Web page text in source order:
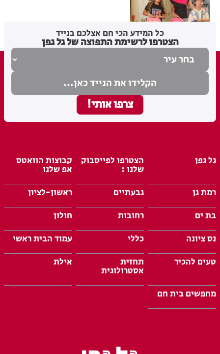
כל המידע הכי חם אצלכם בנייד
הצטרפו לרשימת התפוצה של גל גפן
גל גפן הצטרפו לפייסבוק
שלנו :
קבוצות הוואטס
אפ שלנו
רמת גן
גבעתיים
ראשון-לציון
בת ים
רחובות
חולון
נס ציונה
כללי
עמוד הבית ראשי
טעים להכיר
תחזית
אסטרולוגית
אילת
מחפשים בית חם